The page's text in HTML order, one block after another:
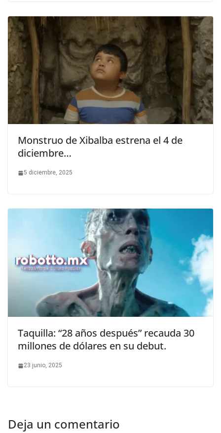
Monstruo de Xibalba estrena el 4 de
diciembre…
5 diciembre, 2025
Taquilla: “28 años después” recauda 30
millones de dólares en su debut.
23 junio, 2025
Deja un comentario